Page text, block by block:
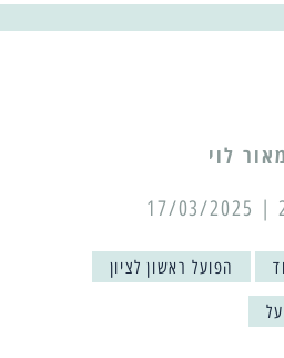
מאור לוי
הפועל ראשון לציון